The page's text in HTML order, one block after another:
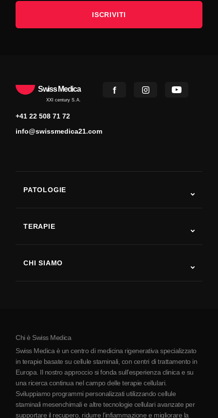
ISCRIVITI
Swiss Medica
XXI century S.A.
+41 22 508 71 72
info@swissmedica21.com
PATOLOGIE
Malattia di Parkinson
Artrite
TERAPIE
CHI SIAMO
La Serbia
Partnership
Chi è Swiss Medica
Swiss Medica è un centro di medicina rigenerativa specializzato
in terapie basate su cellule staminali, con centri di trattamento in
Europa. Il nostro approccio si fonda sull’esperienza clinica e su
una ricerca continua nel campo delle terapie cellulari.
Sviluppiamo programmi personalizzati utilizzando cellule
staminali mesenchimali e altre tecnologie cellulari avanzate per
supportare il recupero, ridurre l’infiammazione e migliorare la